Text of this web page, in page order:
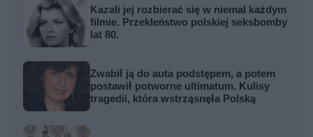
Kazali jej rozbierać się w niemal każdym
filmie. Przekleństwo polskiej seksbomby
lat 80.
Zwabił ją do auta podstępem, a potem
postawił potworne ultimatum. Kulisy
tragedii, która wstrząsnęła Polską